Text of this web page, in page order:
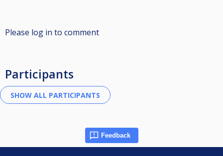
Please log in to comment
Participants
Feedback